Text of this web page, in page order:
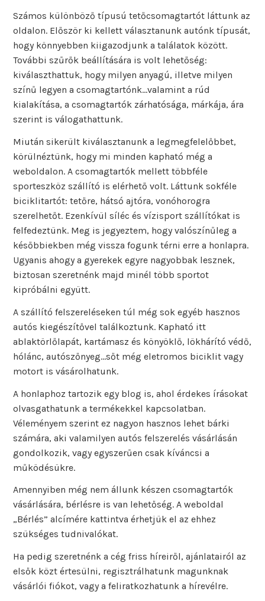
Számos különböző típusú tetőcsomagtartót láttunk az
oldalon. Először ki kellett választanunk autónk típusát,
hogy könnyebben kiigazodjunk a találatok között.
További szűrők beállítására is volt lehetőség:
kiválaszthattuk, hogy milyen anyagú, illetve milyen
színű legyen a csomagtartónk…valamint a rúd
kialakítása, a csomagtartók zárhatósága, márkája, ára
szerint is válogathattunk.
Miután sikerült kiválasztanunk a legmegfelelőbbet,
körülnéztünk, hogy mi minden kapható még a
weboldalon. A csomagtartók mellett többféle
sporteszköz szállító is elérhető volt. Láttunk sokféle
biciklitartót: tetőre, hátsó ajtóra, vonóhorogra
szerelhetőt. Ezenkívül síléc és vízisport szállítókat is
felfedeztünk. Meg is jegyeztem, hogy valószínűleg a
későbbiekben még vissza fogunk térni erre a honlapra.
Ugyanis ahogy a gyerekek egyre nagyobbak lesznek,
biztosan szeretnénk majd minél több sportot
kipróbálni együtt.
A szállító felszereléseken túl még sok egyéb hasznos
autós kiegészítővel találkoztunk. Kapható itt
ablaktörlőlapát, kartámasz és könyöklő, lökhárító védő,
hólánc, autószőnyeg…sőt még eletromos biciklit vagy
motort is vásárolhatunk.
A honlaphoz tartozik egy blog is, ahol érdekes írásokat
olvasgathatunk a termékekkel kapcsolatban.
Véleményem szerint ez nagyon hasznos lehet bárki
számára, aki valamilyen autós felszerelés vásárlásán
gondolkozik, vagy egyszerűen csak kíváncsi a
működésükre.
Amennyiben még nem állunk készen csomagtartók
vásárlására, bérlésre is van lehetőség. A weboldal
„Bérlés” alcímére kattintva érhetjük el az ehhez
szükséges tudnivalókat.
Ha pedig szeretnénk a cég friss híreiről, ajánlatairól az
elsők közt értesülni, regisztrálhatunk magunknak
vásárlói fiókot, vagy a feliratkozhatunk a hírevélre.